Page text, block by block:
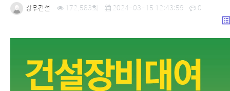
강우건설 172,583회 2024-03-15 12:43:59 0